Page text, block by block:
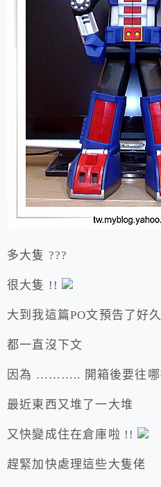
多大隻 ???
很大隻 !!
大到我這篇PO文預告了好久
都一直沒下文
因為 ……….. 開箱後要往
最近東西又堆了一大堆
又快變成住在倉庫啦 !!
趕緊加快處理這些大隻佬